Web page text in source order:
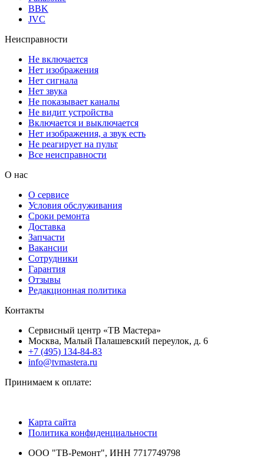
BBK
JVC
Неисправности
Не включается
Нет изображения
Нет сигнала
Нет звука
Не показывает каналы
Не видит устройства
Включается и выключается
Нет изображения, а звук есть
Не реагирует на пульт
Все неисправности
О нас
О сервисе
Условия обслуживания
Сроки ремонта
Доставка
Запчасти
Вакансии
Сотрудники
Гарантия
Отзывы
Редакционная политика
Контакты
Сервисный центр «ТВ Мастера»
Москва, Малый Палашевский переулок, д. 6
+7 (495) 134-84-83
info@tvmastera.ru
Принимаем к оплате:
Карта сайта
Политика конфиденциальности
ООО "ТВ-Ремонт", ИНН 7717749798